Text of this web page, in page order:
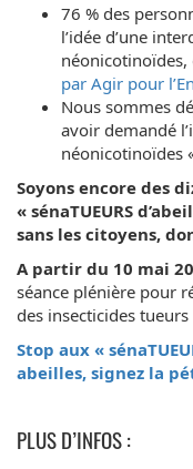
76 % des
l’idée d’une
néonicotinoïdes,
par Agir pour
Nous sommes
avoir demandé
néonicotinoïdes
Soyons encore des
« sénaTUEURS
sans les citoyens,
A partir du 10 mai
séance plénière pour
des insecticides tueurs
Stop aux «
abeilles, signez la
PLUS D’INFOS :